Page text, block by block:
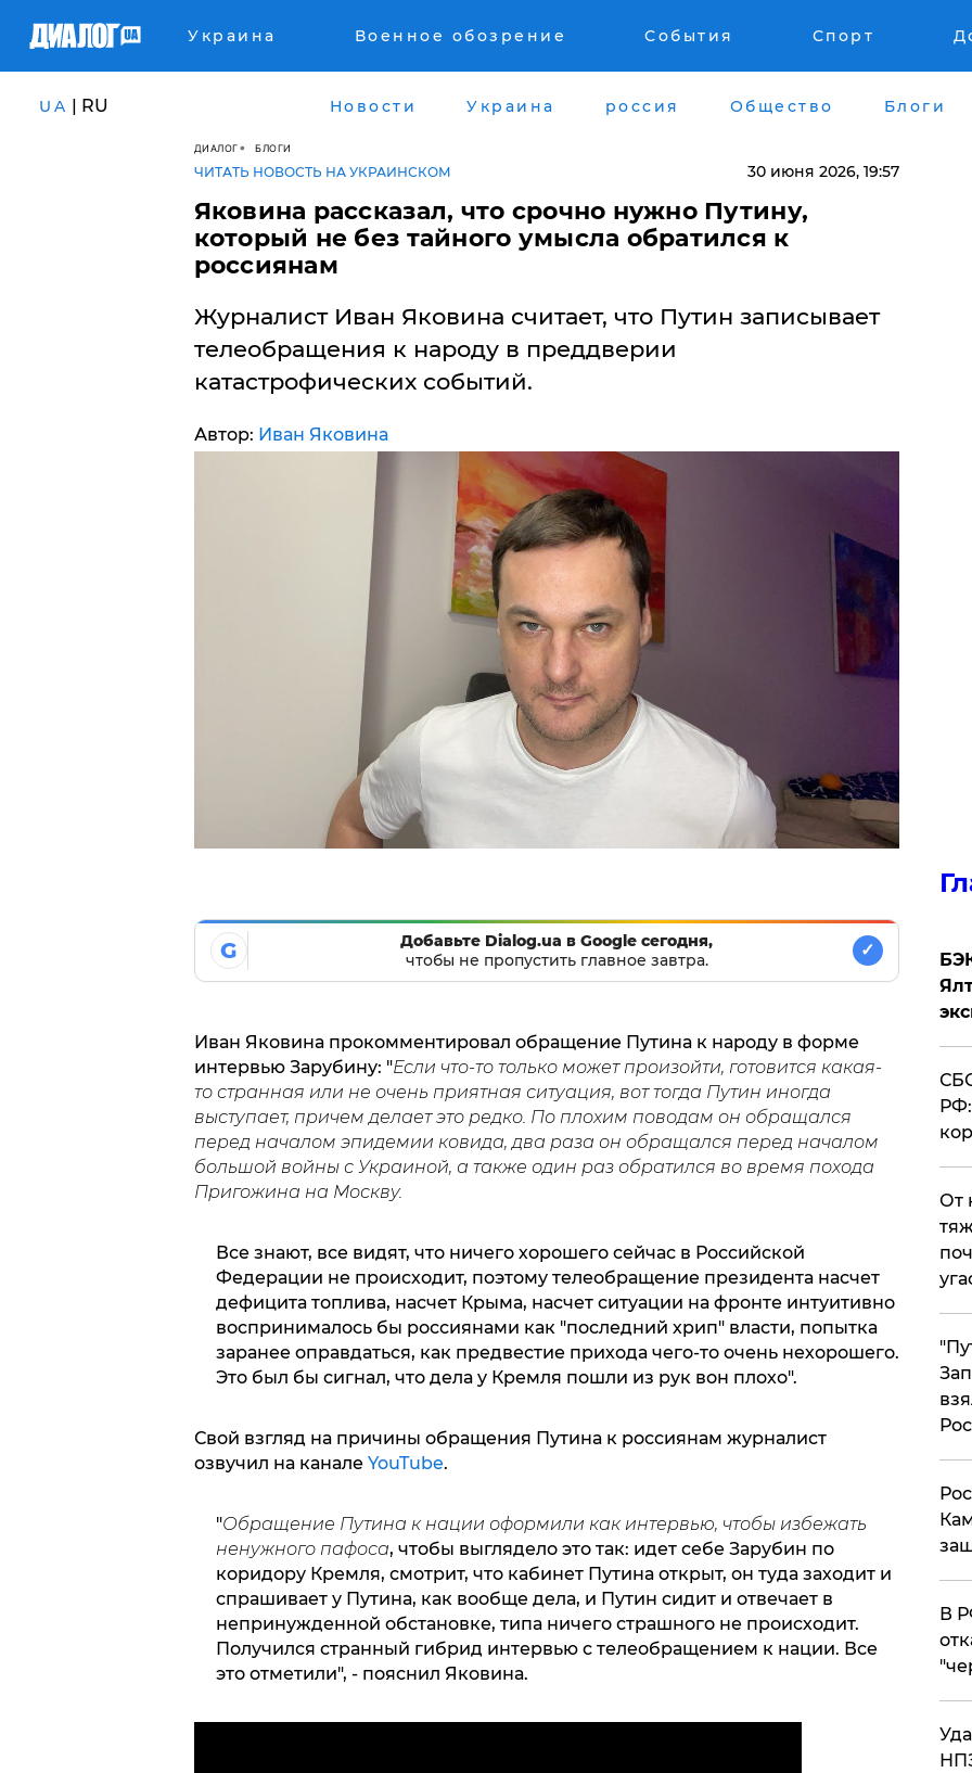
Украина Военное обозрение События Спорт
UA | RU Новости Украина россия Общество Блоги
ДИАЛОГ БЛОГИ
ЧИТАТЬ НОВОСТЬ НА УКРАИНСКОМ 30 июня 2026, 19:57
Яковина рассказал, что срочно нужно Путину,
который не без тайного умысла обратился к
россиянам
Журналист Иван Яковина считает, что Путин записывает
телеобращения к народу в преддверии
катастрофических событий.
Автор: Иван Яковина
G
Добавьте Dialog.ua в Google сегодня,
чтобы не пропустить главное завтра.
✓
Иван Яковина прокомментировал обращение Путина к народу в форме
интервью Зарубину: "Если что-то только может произойти, готовится какая-
то странная или не очень приятная ситуация, вот тогда Путин иногда
выступает, причем делает это редко. По плохим поводам он обращался
перед началом эпидемии ковида, два раза он обращался перед началом
большой войны с Украиной, а также один раз обратился во время похода
Пригожина на Москву.
Все знают, все видят, что ничего хорошего сейчас в Российской
Федерации не происходит, поэтому телеобращение президента насчет
дефицита топлива, насчет Крыма, насчет ситуации на фронте интуитивно
воспринималось бы россиянами как "последний хрип" власти, попытка
заранее оправдаться, как предвестие прихода чего-то очень нехорошего.
Это был бы сигнал, что дела у Кремля пошли из рук вон плохо".
Свой взгляд на причины обращения Путина к россиянам журналист
озвучил на канале YouTube.
"Обращение Путина к нации оформили как интервью, чтобы избежать
ненужного пафоса, чтобы выглядело это так: идет себе Зарубин по
коридору Кремля, смотрит, что кабинет Путина открыт, он туда заходит и
спрашивает у Путина, как вообще дела, и Путин сидит и отвечает в
непринужденной обстановке, типа ничего страшного не происходит.
Получился странный гибрид интервью с телеобращением к нации. Все
это отметили", - пояснил Яковина.
От
​В